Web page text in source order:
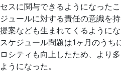
セスに関与できるようになった
ジュールに対する責任の意識を
提案なども生まれてくるようにな
スケジュール問題は1ヶ月のうち
ロシティも向上したため、より
ようになった。